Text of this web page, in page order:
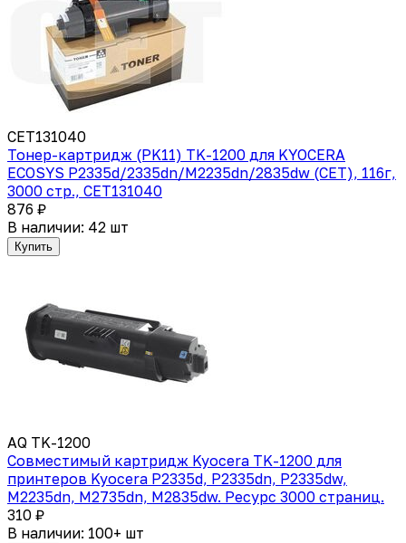
CET131040
Тонер-картридж (PK11) TK-1200 для KYOCERA
ECOSYS P2335d/2335dn/M2235dn/2835dw (CET), 116г,
3000 стр., CET131040
876 ₽
В наличии: 42 шт
Купить
AQ TK-1200
Совместимый картридж Kyocera TK-1200 для
принтеров Kyocera P2335d, P2335dn, P2335dw,
M2235dn, M2735dn, M2835dw. Ресурс 3000 страниц.
310 ₽
В наличии: 100+ шт